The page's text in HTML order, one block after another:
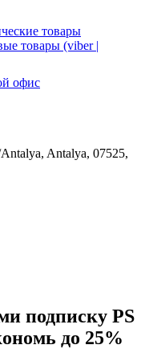
товары
товары (viber |
офис
Antalya, 07525,
подписку PS
до 25%